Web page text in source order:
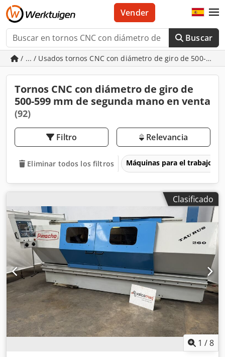
Buscar
Vender
/ ... / Usados tornos CNC con diámetro de giro de 500-599
Tornos CNC con diámetro de giro de
500-599 mm de segunda mano en venta
(92)
Filtro Relevancia
Eliminar todos los filtros Máquinas para el trabajo
Clasificado
1 /8